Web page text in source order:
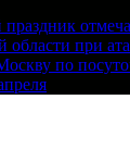
праздник
области при
по